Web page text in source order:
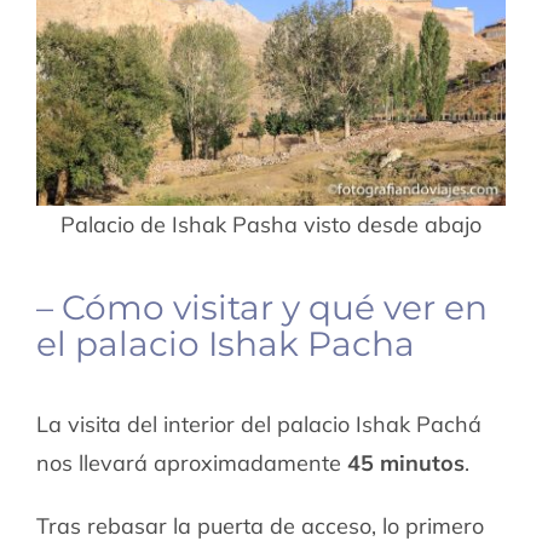
Palacio de Ishak Pasha visto desde abajo
– Cómo visitar y qué ver en
el palacio Ishak Pacha
La visita del interior del palacio Ishak Pachá
nos llevará aproximadamente 45 minutos.
Tras rebasar la puerta de acceso, lo primero